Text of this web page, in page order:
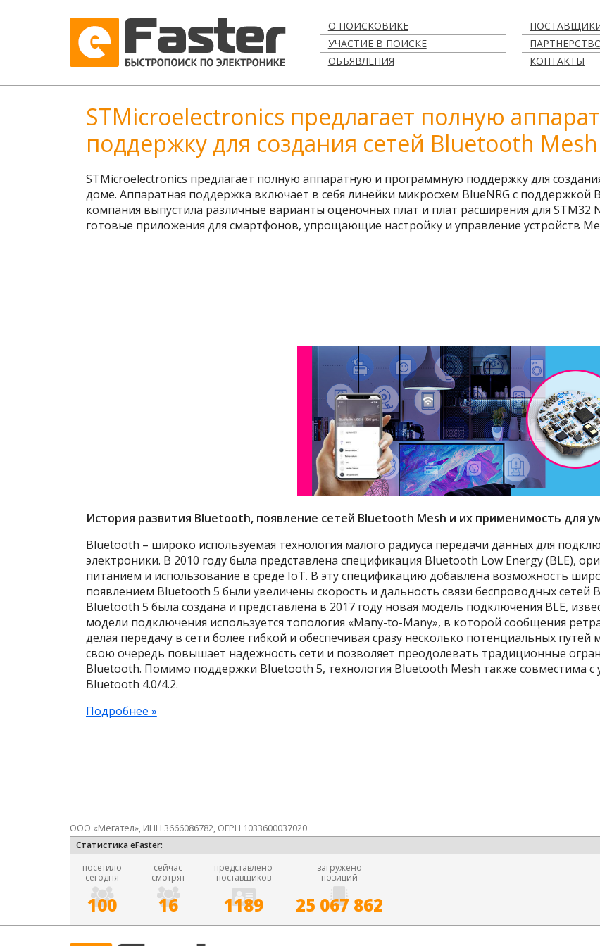
О ПОИСКОВИКЕ
УЧАСТИЕ В ПОИСКЕ
ОБЪЯВЛЕНИЯ
КОНТАКТЫ
STMicroelectronics предлагает полную
поддержку для создания сетей Bluetooth Mesh
STMicroelectronics предлагает полную аппаратную и программную поддержку для
доме. Аппаратная поддержка включает в себя линейки микросхем BlueNRG с поддержкой
компания выпустила различные варианты оценочных плат и плат расширения для STM32
готовые приложения для смартфонов, упрощающие настройку и управление устройств
История развития Bluetooth, появление сетей Bluetooth Mesh и их применимость для
Bluetooth – широко используемая технология малого радиуса передачи данных для
электроники. В 2010 году была представлена спецификация Bluetooth Low Energy (BLE),
питанием и использование в среде IoT. В эту спецификацию добавлена возможность
появлением Bluetooth 5 были увеличены скорость и дальность связи беспроводных сетей
Bluetooth 5 была создана и представлена в 2017 году новая модель подключения BLE,
модели подключения используется топология «Many-to-Many», в которой сообщения
делая передачу в сети более гибкой и обеспечивая сразу несколько потенциальных
свою очередь повышает надежность сети и позволяет преодолевать традиционные
Bluetooth. Помимо поддержки Bluetooth 5, технология Bluetooth Mesh также совместима с
Bluetooth 4.0/4.2.
Подробнее »
ООО «Мегател», ИНН 3666086782, ОГРН 1033600037020
Статистика eFaster:
посетило
сегодня
100
сейчас
смотрят
16
представлено
поставщиков
1189
загружено
позиций
25 067 862